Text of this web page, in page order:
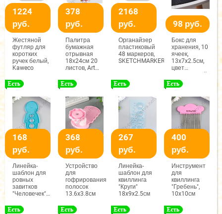
1224
руб.
Жестяной
футляр для
коротких
ручек белый,
Kaweco
378
руб.
Палитра
бумажная
отрывная
18х24см 20
листов, Art
2168
руб.
Органайзер
пластиковый
48 маркеров,
SKETCHMARKER
98 руб.
Бокс для
хранения, 10
ячеек,
13x7x2.5см,
цвет
168
руб.
Линейка-
шаблон для
ровных
завитков
"Человечек"
9.5x5см
368
руб.
Устройство
для
гофрирования
полосок
13.6x3.8см
267
руб.
Линейка-
шаблон для
квиллинга
"Круги"
18x9x2.5см
400
руб.
Инструмент
для
квиллинга
"Гребень",
10x10см